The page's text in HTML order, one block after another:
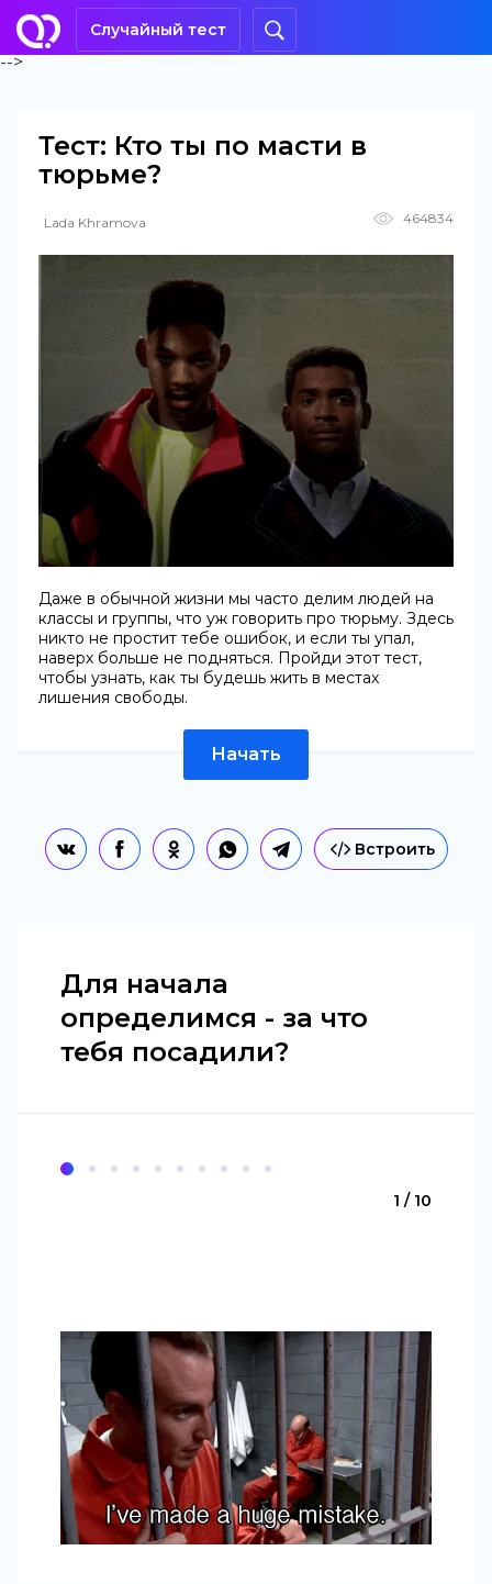
Случайный тест
-->
Тест: Кто ты по масти в
тюрьме?
Lada Khramova 464834
Даже в обычной жизни мы часто делим людей на
классы и группы, что уж говорить про тюрьму. Здесь
никто не простит тебе ошибок, и если ты упал,
наверх больше не подняться. Пройди этот тест,
чтобы узнать, как ты будешь жить в местах
лишения свободы.
Начать
Встроить
Для начала
определимся - за что
тебя посадили?
1 / 10